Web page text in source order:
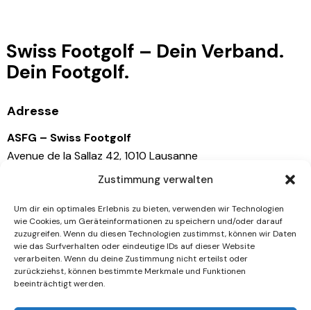
Zustimmung verwalten
Um dir ein optimales Erlebnis zu bieten, verwenden wir Technologien
wie Cookies, um Geräteinformationen zu speichern und/oder darauf
zuzugreifen. Wenn du diesen Technologien zustimmst, können wir Daten
wie das Surfverhalten oder eindeutige IDs auf dieser Website
verarbeiten. Wenn du deine Zustimmung nicht erteilst oder
zurückziehst, können bestimmte Merkmale und Funktionen
beeinträchtigt werden.
Swiss Footgolf – Dein Verband.
Dein Footgolf.
Adresse
ASFG – Swiss Footgolf
Avenue de la Sallaz 42, 1010 Lausanne
Kontaktiere uns
info@swissfootgolf.ch
+41 79 767 81 41